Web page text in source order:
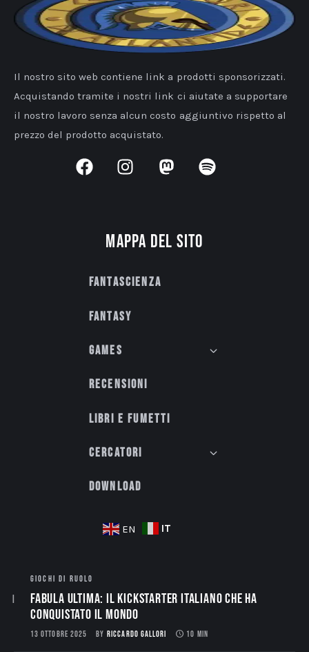
Il nostro sito web contiene link a prodotti sponsorizzati.
Acquistando tramite i nostri link ci aiutate a supportare
il nostro lavoro senza alcun costo aggiuntivo rispetto al
prezzo del prodotto acquistato.
Mappa del sito
Fantascienza
Fantasy
Games
Recensioni
Libri e fumetti
Cercatori
Download
EN IT
GIOCHI DI RUOLO
Fabula Ultima: il Kickstarter italiano che ha
conquistato il mondo
13 OTTOBRE 2025 BY RICCARDO GALLORI 10 MIN